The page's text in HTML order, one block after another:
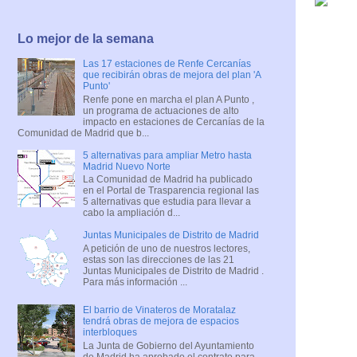
Lo mejor de la semana
Las 17 estaciones de Renfe Cercanías
que recibirán obras de mejora del plan 'A
Punto'
Renfe pone en marcha el plan A Punto ,
un programa de actuaciones de alto
impacto en estaciones de Cercanías de la
Comunidad de Madrid que b...
5 alternativas para ampliar Metro hasta
Madrid Nuevo Norte
La Comunidad de Madrid ha publicado
en el Portal de Trasparencia regional las
5 alternativas que estudia para llevar a
cabo la ampliación d...
Juntas Municipales de Distrito de Madrid
A petición de uno de nuestros lectores,
estas son las direcciones de las 21
Juntas Municipales de Distrito de Madrid .
Para más información ...
El barrio de Vinateros de Moratalaz
tendrá obras de mejora de espacios
interbloques
La Junta de Gobierno del Ayuntamiento